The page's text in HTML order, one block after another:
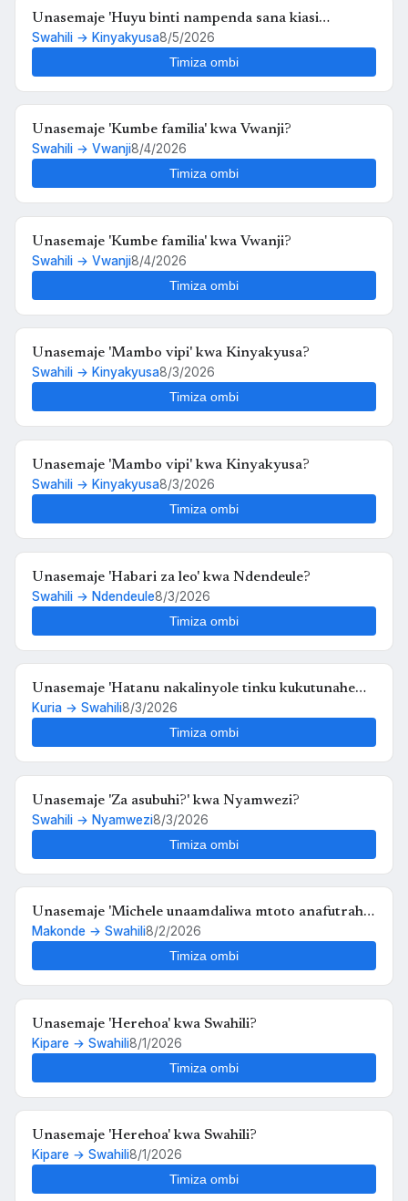
Unasemaje 'Huyu binti nampenda sana kiasi
kwamba nikimuona tu nahisi kuchanganyikiwa' kwa
Swahili → Kinyakyusa8/5/2026
Timiza ombi
Unasemaje 'Kumbe familia' kwa Vwanji?
Swahili → Vwanji8/4/2026
Timiza ombi
Unasemaje 'Kumbe familia' kwa Vwanji?
Swahili → Vwanji8/4/2026
Timiza ombi
Unasemaje 'Mambo vipi' kwa Kinyakyusa?
Swahili → Kinyakyusa8/3/2026
Timiza ombi
Unasemaje 'Mambo vipi' kwa Kinyakyusa?
Swahili → Kinyakyusa8/3/2026
Timiza ombi
Unasemaje 'Habari za leo' kwa Ndendeule?
Swahili → Ndendeule8/3/2026
Timiza ombi
Unasemaje 'Hatanu nakalinyole tinku kukutunahe
mula uche kunyankya mute' kwa Swahili?
Kuria → Swahili8/3/2026
Timiza ombi
Unasemaje 'Za asubuhi?' kwa Nyamwezi?
Swahili → Nyamwezi8/3/2026
Timiza ombi
Unasemaje 'Michele unaamdaliwa mtoto anafutrahia'
kwa Swahili?
Makonde → Swahili8/2/2026
Timiza ombi
Unasemaje 'Herehoa' kwa Swahili?
Kipare → Swahili8/1/2026
Timiza ombi
Unasemaje 'Herehoa' kwa Swahili?
Kipare → Swahili8/1/2026
Timiza ombi